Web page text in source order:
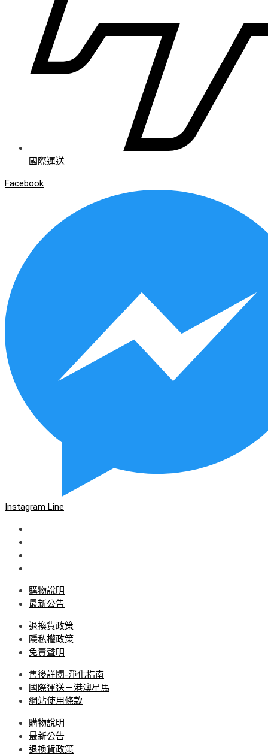
國際運送
Facebook
Instagram Line
購物說明
最新公告
退換貨政策
隱私權政策
免責聲明
售後詳閱-淨化指南
國際運送－港澳星馬
網站使用條款
購物說明
最新公告
退換貨政策